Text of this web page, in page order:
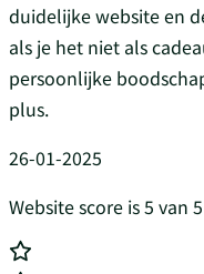
duidelijke website en
als je het niet als
persoonlijke
plus.
26-01-2025
Website score is 5 van